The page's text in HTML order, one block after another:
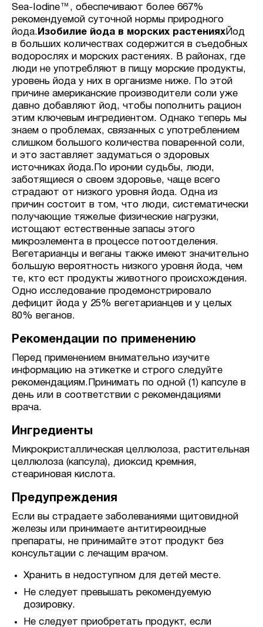
Sea-Iodine™, обеспечивают более 667%
рекомендуемой суточной нормы природного
йода. Изобилие йода в морских растениях Йод
в больших количествах содержится в съедобных
водорослях и морских растениях. В районах, где
люди не употребляют в пищу морские продукты,
уровень йода у них в организме ниже. По этой
причине американские производители соли уже
давно добавляют йод, чтобы пополнить рацион
этим ключевым ингредиентом. Однако теперь мы
знаем о проблемах, связанных с употреблением
слишком большого количества поваренной соли,
и это заставляет задуматься о здоровых
источниках йода.По иронии судьбы, люди,
заботящиеся о своем здоровье, чаще всего
страдают от низкого уровня йода. Одна из
причин состоит в том, что люди, систематически
получающие тяжелые физические нагрузки,
истощают естественные запасы этого
микроэлемента в процессе потоотделения.
Вегетарианцы и веганы также имеют значительно
большую вероятность низкого уровня йода, чем
те, кто ест продукты животного происхождения.
Одно исследование продемонстрировало
дефицит йода у 25% вегетарианцев и у целых
80% веганов.
Рекомендации по применению
Перед применением внимательно изучите
информацию на этикетке и строго следуйте
рекомендациям.Принимать по одной (1) капсуле в
день или в соответствии с рекомендациями
врача.
Ингредиенты
Микрокристаллическая целлюлоза, растительная
целлюлоза (капсула), диоксид кремния,
стеариновая кислота.
Предупреждения
Если вы страдаете заболеваниями щитовидной
железы или принимаете антитиреоидные
препараты, не принимайте этот продукт без
консультации с лечащим врачом.
Хранить в недоступном для детей месте.
Не следует превышать рекомендуемую
дозировку.
Не следует приобретать продукт, если